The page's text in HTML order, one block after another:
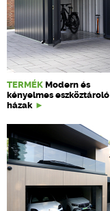
TERMÉK Modern és
kényelmes eszköztároló
házak